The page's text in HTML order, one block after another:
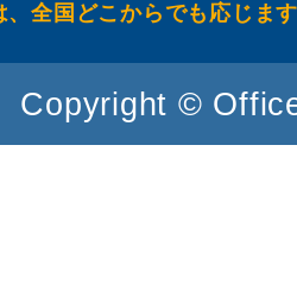
、全国どこからでも応じま
Copyright ©